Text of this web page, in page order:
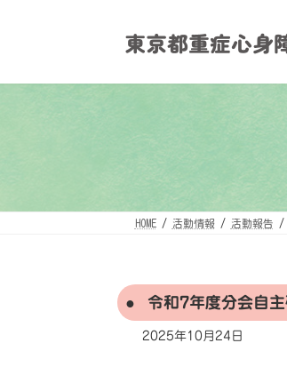
HOME 活動情報 活動報告
令和7年度分会自
2025年10月24日